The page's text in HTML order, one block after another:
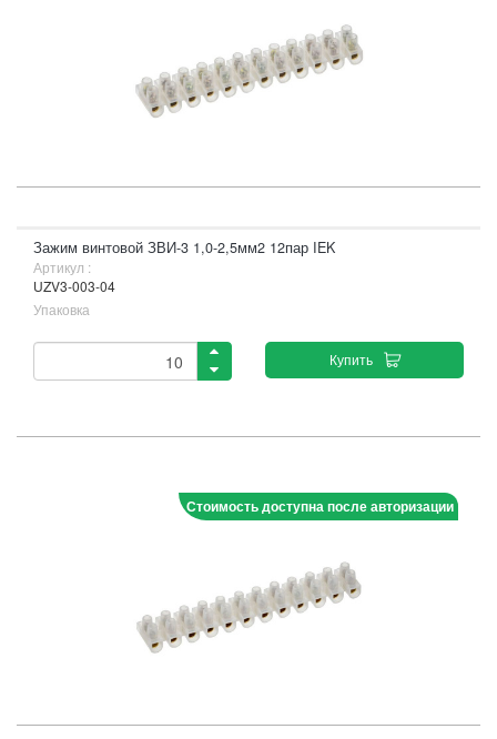
Зажим винтовой ЗВИ-3 1,0-2,5мм2 12пар IEK
Артикул :
UZV3-003-04
Упаковка
Купить
Стоимость доступна после авторизации